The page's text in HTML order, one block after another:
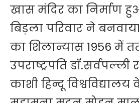
खास मंदिरका निर्माण
बिड़ला परिवार ने
का शिलान्यास 1956 में
उपराष्ट्रपति
काशी हिन्दू विश्वविद्यालय